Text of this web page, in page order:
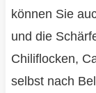
können Sie
und die
Chiliflocken,
selbst nach